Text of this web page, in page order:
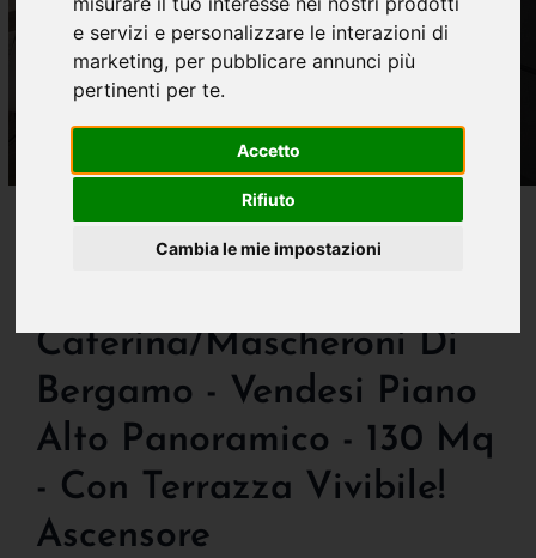
e servizi e personalizzare le interazioni di
marketing, per pubblicare annunci più
pertinenti per te.
Accetto
Rifiuto
Cambia le mie impostazioni
Super Affare! Quartiere
Caterina/mascheroni Di
Bergamo - Vendesi Piano
Alto Panoramico - 130 Mq
- Con Terrazza Vivibile!
Ascensore